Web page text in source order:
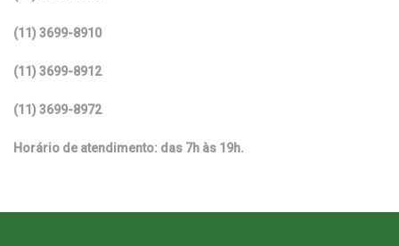
(11) 3699-8910
(11) 3699-8912
(11) 3699-8972
Horário de atendimento: das 7h às 19h.